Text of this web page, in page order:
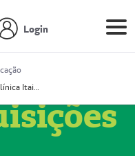
Login
Prestador Clínica Itaipú Ltda (51004348-2)